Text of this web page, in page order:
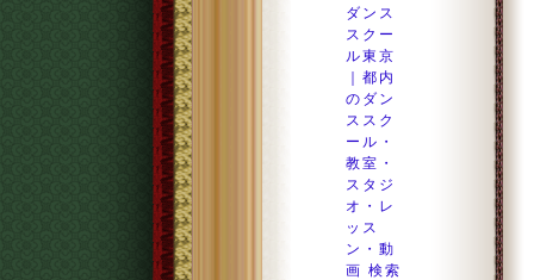
ダンス
スクー
ル東京
｜都内
のダン
ススク
ール・
教室・
スタジ
オ・レ
ッス
ン・動
画 検索